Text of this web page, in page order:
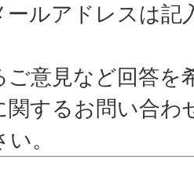
ールアドレスは記
ご意見など回答を
関するお問い合
。